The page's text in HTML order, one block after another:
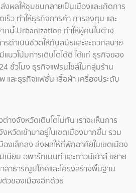
ผลให้ชุมชนกลายเป็นเมืองและเกิดการ
ร็ว ทำให้ธุรกิจการค้า การลงทุน และ
กนี้ Urbanization ทำให้ผู้คนในต่าง
ดำเนินชีวิตให้ทันสมัยและสะดวกสบาย
นวโน้มการเติบโตได้ดี ได้แก่ ธุรกิจของ
ชั่วโมง ธุรกิจแฟรนไชส์ในกลุ่มร้าน
และธุรกิจแฟชั่น เสื้อผ้า เครื่องประดับ
งจังหวัดเติบโตไม่ทัน เราจะเห็นการ
หวัดเข้ามาอยู่ในเขตเมืองมากขึ้น รวม
งเล็กลง ส่งผลให้ที่พักอาศัยในเขตเมือง
นียม อพาร์ทเมนท์ และทาวน์เฮ้าส์ ขยาย
สาธารณูปโภคและโครงสร้างพื้นฐาน
วของเมืองอีกด้วย